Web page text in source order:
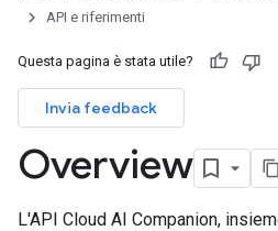
API e riferimenti
Questa pagina è stata utile?
Invia feedback
Overview
L'API Cloud AI Companion,